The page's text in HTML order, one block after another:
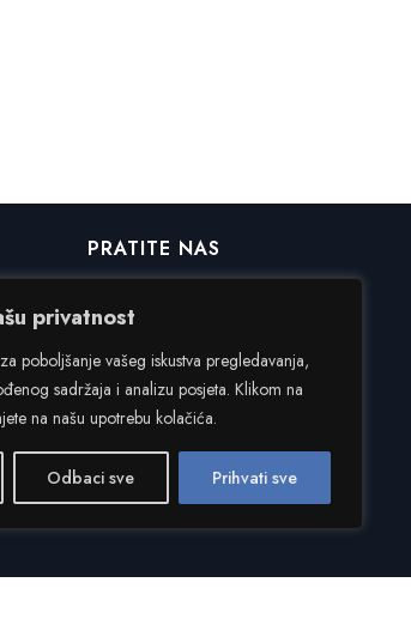
privatnost
poboljšanje vašeg iskustva pregledavanja,
sadržaja i analizu posjeta. Klikom na
na našu upotrebu kolačića.
Odbaci sve Prihvati sve
PRATITE NAS
Facebook
Instagram